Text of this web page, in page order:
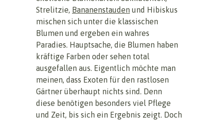
Strelitzie, Bananenstauden und Hibiskus
mischen sich unter die klassischen
Blumen und ergeben ein wahres
Paradies. Hauptsache, die Blumen haben
kräftige Farben oder sehen total
ausgefallen aus. Eigentlich möchte man
meinen, dass Exoten für den rastlosen
Gärtner überhaupt nichts sind. Denn
diese benötigen besonders viel Pflege
und Zeit, bis sich ein Ergebnis zeigt. Doch